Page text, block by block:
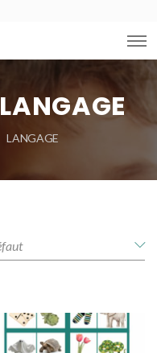
LANGAGE
LANGAGE